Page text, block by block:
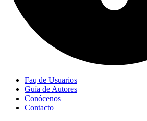
Faq de Usuarios
Guía de Autores
Conócenos
Contacto